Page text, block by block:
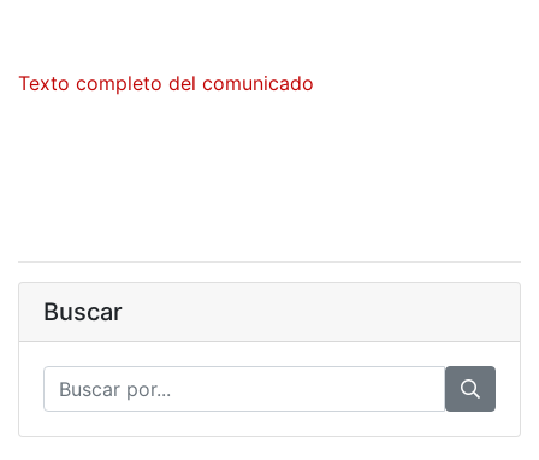
Texto completo del comunicado
Buscar